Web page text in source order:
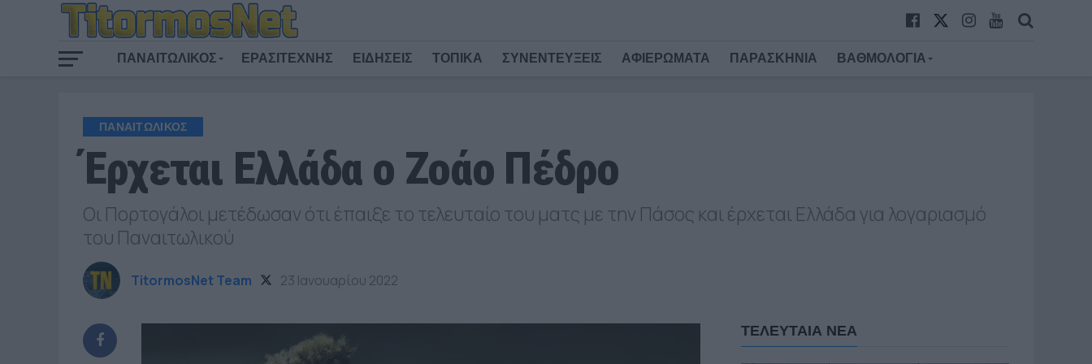
ΠΑΝΑΙΤΩΛΙΚΟΣ ΕΡΑΣΙΤΕΧΝΗΣ ΕΙΔΗΣΕΙΣ ΤΟΠΙΚΑ ΣΥΝΕΝΤΕΥΞΕΙΣ ΑΦΙΕΡΩΜΑΤΑ ΠΑΡΑΣΚΗΝΙΑ ΒΑΘΜΟΛΟΓΙΑ
ΠΑΝΑΙΤΩΛΙΚΟΣ
Έρχεται Ελλάδα ο Ζοάο Πέδρο
Οι Πορτογάλοι μετέδωσαν ότι έπαιξε το τελευταίο του ματς με την Πάσος και έρχεται Ελλάδα για λογαριασμό
του Παναιτωλικού
TitormosNet Team 23 Ιανουαρίου 2022
ΤΕΛΕΥΤΑΙΑ ΝΕΑ